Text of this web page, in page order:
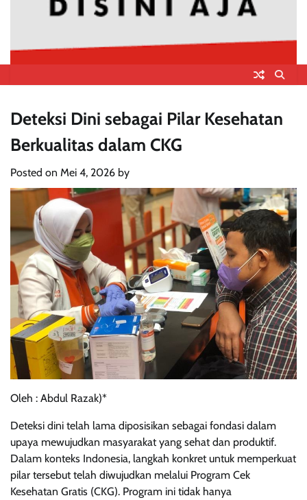
Deteksi Dini sebagai Pilar Kesehatan
Berkualitas dalam CKG
Posted on Mei 4, 2026 by
Oleh : Abdul Razak)*
Deteksi dini telah lama diposisikan sebagai fondasi dalam
upaya mewujudkan masyarakat yang sehat dan produktif.
Dalam konteks Indonesia, langkah konkret untuk memperkuat
pilar tersebut telah diwujudkan melalui Program Cek
Kesehatan Gratis (CKG). Program ini tidak hanya